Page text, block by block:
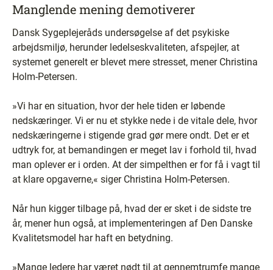
Manglende mening demotiverer
Dansk Sygeplejeråds undersøgelse af det psykiske
arbejdsmiljø, herunder ledelseskvaliteten, afspejler, at
systemet generelt er blevet mere stresset, mener Christina
Holm-Petersen.
»Vi har en situation, hvor der hele tiden er løbende
nedskæringer. Vi er nu et stykke nede i de vitale dele, hvor
nedskæringerne i stigende grad gør mere ondt. Det er et
udtryk for, at bemandingen er meget lav i forhold til, hvad
man oplever er i orden. At der simpelthen er for få i vagt til
at klare opgaverne,« siger Christina Holm-Petersen.
Når hun kigger tilbage på, hvad der er sket i de sidste tre
år, mener hun også, at implementeringen af Den Danske
Kvalitetsmodel har haft en betydning.
»Mange ledere har været nødt til at gennemtrumfe mange